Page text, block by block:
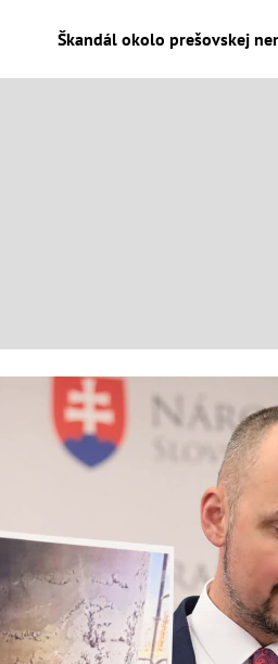
Škandál okolo prešovskej